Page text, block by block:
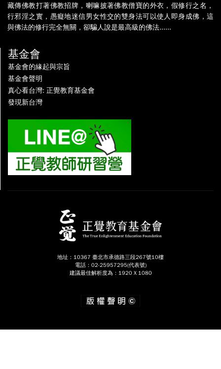
藏傳佛教打著佛教招牌，喇嘛披著佛教僧寶的外衣，假修行之名，
行邪淫之實，愚癡地迷信男女性交的雙身法可以使人即身成佛，這
與佛法的修行完全無關，卻騙人說是最高級的佛法......
基金會
基金會的緣起與宗旨
基金會聲明
真心看台灣: 正覺教育基金會
發現新台灣
地址：10367 臺北市承德路三段267號10樓
電話：02-25957295(代表號)
建議最佳解析度為：1920 X 1080